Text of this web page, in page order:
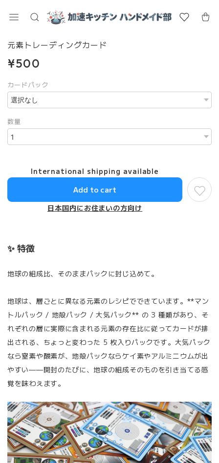
元素トレーディングカード
¥500
カードパック
数量
International shipping available
Add to cart
日本国内にお住まいの方向け
✨ 特徴
地球の組成比、そのままパックに封じ込めて。
地球は、層ごとに異なる元素のレシピでできています。**マン
トルパック / 地殻パック / 大気パック** の 3 種類があり、そ
れぞれの層に実際に含まれる元素の存在比に従ってカードが排
出される、ちょっと変わった 5 枚入りパックです。大気パック
なら窒素や酸素が、地殻パックならケイ素やアルミニウムが出
やすい——開封のたびに、地球の組成そのものを引き当てる感
覚を味わえます。